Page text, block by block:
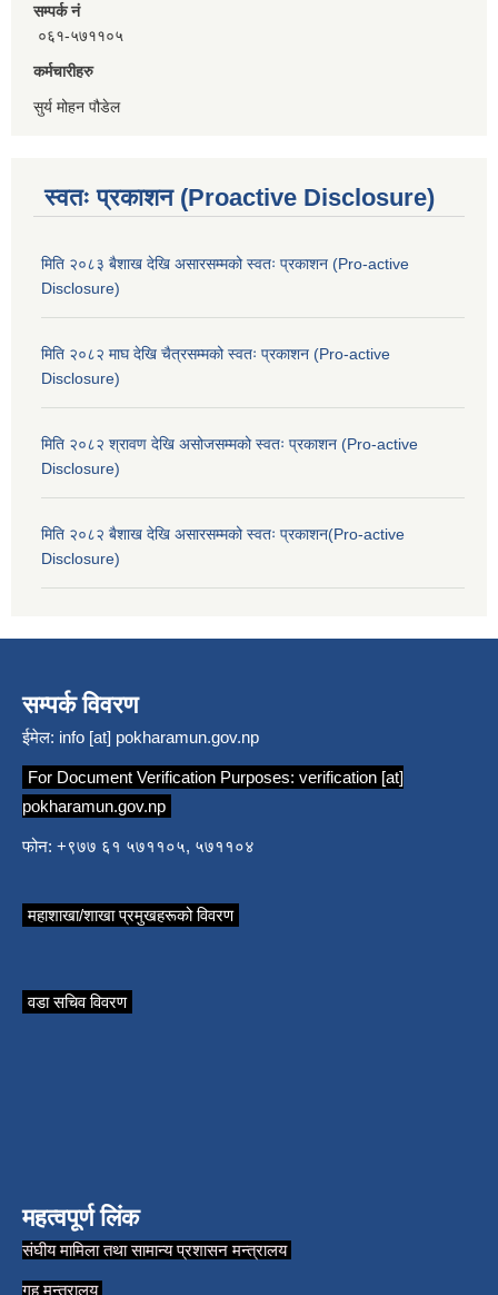
सम्पर्क नं
०६१-५७११०५
कर्मचारीहरु
सुर्य मोहन पौडेल
स्वतः प्रकाशन (Proactive Disclosure)
मिति २०८३ बैशाख देखि असारसम्मको स्वतः प्रकाशन (Pro-active
Disclosure)
मिति २०८२ माघ देखि चैत्रसम्मको स्वतः प्रकाशन (Pro-active
Disclosure)
मिति २०८२ श्रावण देखि असोजसम्मको स्वतः प्रकाशन (Pro-active
Disclosure)
मिति २०८२ बैशाख देखि असारसम्मको स्वतः प्रकाशन(Pro-active
Disclosure)
सम्पर्क विवरण
ईमेल: info [at] pokharamun.gov.np
For Document Verification Purposes: verification [at]
pokharamun.gov.np
फोन: +९७७ ६१ ५७११०५, ५७११०४
महाशाखा/शाखा प्रमुखहरूको विवरण
वडा सचिव विवरण
महत्वपूर्ण लिंक
संघीय मामिला तथा सामान्य प्रशासन मन्त्रालय
गृह मन्त्रालय